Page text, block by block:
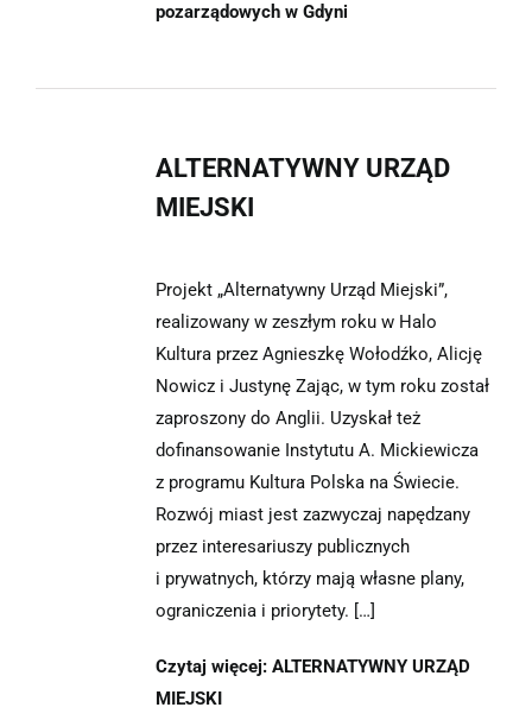
pozarządowych w Gdyni
ALTERNATYWNY URZĄD
MIEJSKI
Projekt „Alternatywny Urząd Miejski”,
realizowany w zeszłym roku w Halo
Kultura przez Agnieszkę Wołodźko, Alicję
Nowicz i Justynę Zając, w tym roku został
zaproszony do Anglii. Uzyskał też
dofinansowanie Instytutu A. Mickiewicza
z programu Kultura Polska na Świecie.
Rozwój miast jest zazwyczaj napędzany
przez interesariuszy publicznych
i prywatnych, którzy mają własne plany,
ograniczenia i priorytety. […]
Czytaj więcej: ALTERNATYWNY URZĄD
MIEJSKI